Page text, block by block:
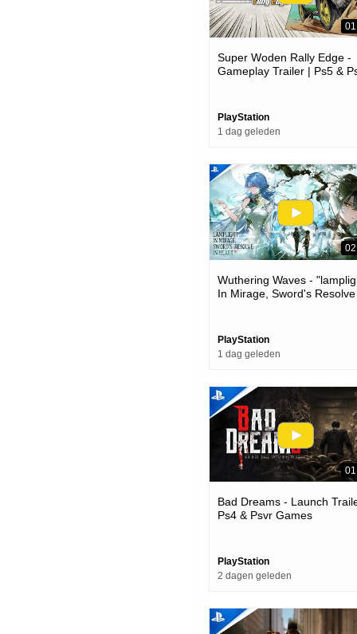
Super Woden Rally Edge -
Gameplay Trailer | Ps5 &
PlayStation
1 dag geleden
Wuthering Waves -
In Mirage, Sword's
PlayStation
1 dag geleden
Bad Dreams - Launch
Ps4 & Psvr Games
PlayStation
2 dagen geleden